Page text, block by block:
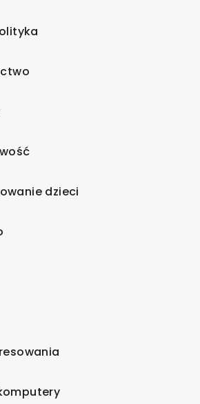
dzieci